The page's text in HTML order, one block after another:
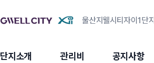
울산지웰시티자이1단지
단지소개 관리비 공지사항